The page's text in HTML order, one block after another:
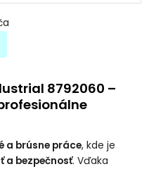
8792060 –
a brúsne práce, kde je
a bezpečnosť. Vďaka